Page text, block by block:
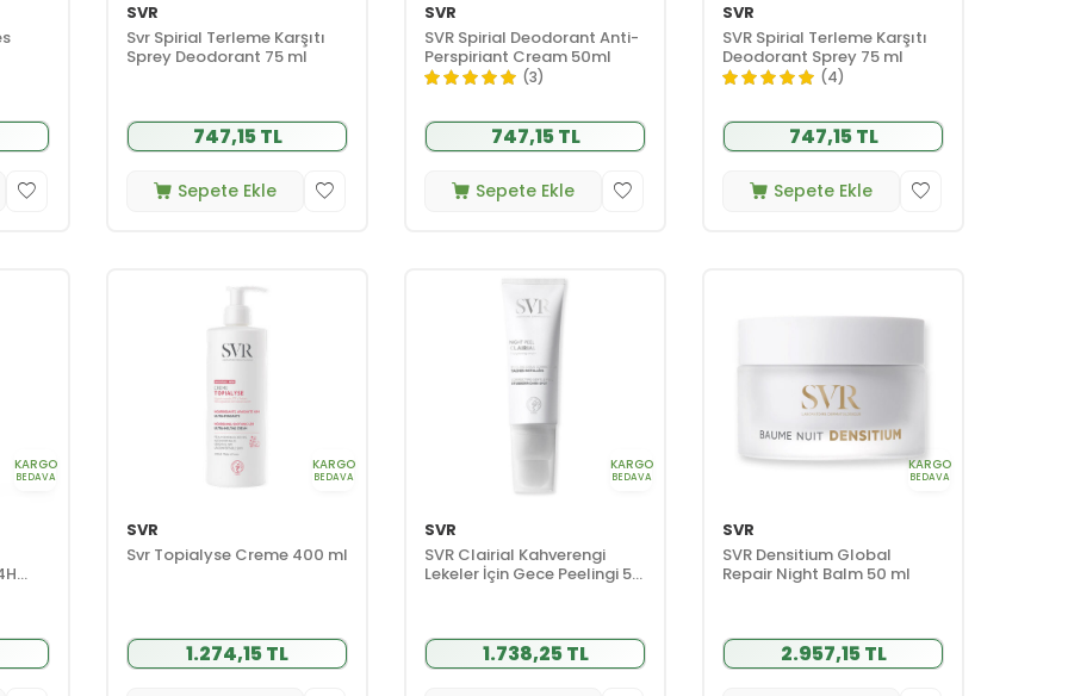
SVR
Svr Spirial Terleme Karşıtı
Sprey Deodorant 75 ml
747,15 TL
Sepete Ekle
SVR
SVR Spirial Deodorant Anti-
Perspiriant Cream 50ml
(3)
747,15 TL
Sepete Ekle
SVR
SVR Spirial Terleme Karşıtı
Deodorant Sprey 75 ml
(4)
747,15 TL
Sepete Ekle
KARGO
BEDAVA
KARGO
BEDAVA
SVR
Svr Topialyse Creme 400 ml
1.274,15 TL
KARGO
BEDAVA
SVR
SVR Clairial Kahverengi
Lekeler İçin Gece Peelingi 50
1.738,25 TL
KARGO
BEDAVA
SVR
SVR Densitium Global
Repair Night Balm 50 ml
2.957,15 TL